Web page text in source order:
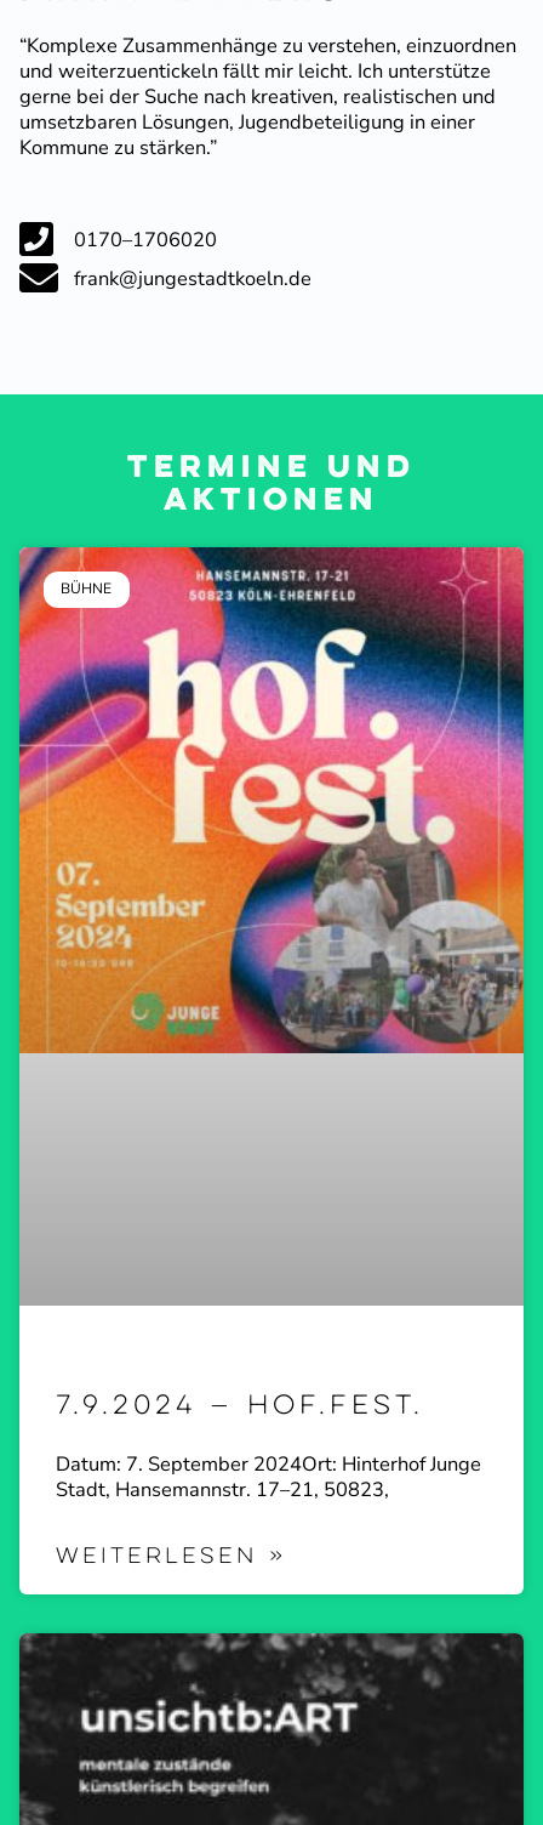
“Komplexe Zusam­men­hänge zu verstehen, einzu­ordnen
und weiter­zu­en­ti­ckeln fällt mir leicht. Ich unter­stütze
gerne bei der Suche nach kreativen, realis­ti­schen und
umsetz­baren Lösungen, Jugend­be­tei­ligung in einer
Kommune zu stärken.”
0170–1706020
frank@jungestadtkoeln.de
Termine und
Aktionen
BÜHNE
7.9.2024 — hof.fest.
Datum: 7. September 2024Ort: Hinterhof Junge
Stadt, Hanse­mannstr. 17–21, 50823,
WEITERLESEN »